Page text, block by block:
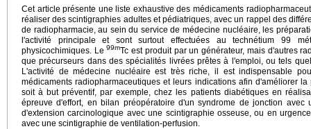
Cet article présente une liste exhaustive des médicaments
réaliser des scintigraphies adultes et pédiatriques, avec un rappel des
de radiopharmacie, au sein du service de médecine nucléaire, les
l'activité principale et sont surtout effectuées au technétium 99
physicochimiques. Le99mTc est produit par un générateur, mais d'autres
que précurseurs dans des spécialités livrées prêtes à l'emploi, ou tels
L'activité de médecine nucléaire est très riche, il est indispensable
médicaments radiopharmaceutiques et leurs indications afin d'améliorer
soit à but préventif, par exemple, chez les patients diabétiques en
épreuve d'effort, en bilan préopératoire d'un syndrome de jonction
d'extension carcinologique avec une scintigraphie osseuse, ou en
avec une scintigraphie de ventilation-perfusion.